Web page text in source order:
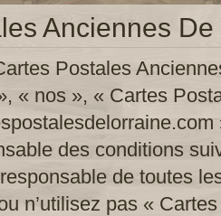
Anciennes
Postales
« nos », « Cartes
des conditions
de toutes
n’utilisez pas «